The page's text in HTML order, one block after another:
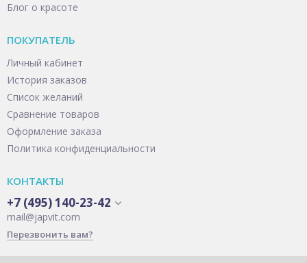
Блог о красоте
ПОКУПАТЕЛЬ
Личный кабинет
История заказов
Список желаний
Сравнение товаров
Оформление заказа
Политика конфиденциальности
КОНТАКТЫ
+7 (495) 140-23-42
mail@japvit.com
Перезвонить вам?